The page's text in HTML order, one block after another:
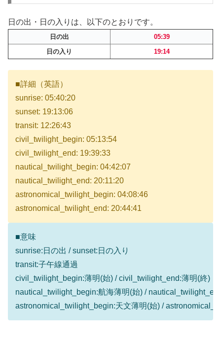
日の出・日の入りは、以下のとおりです。
日の出
05:39
日の入り
19:14
■詳細（英語）
sunrise: 05:40:20
sunset: 19:13:06
transit: 12:26:43
civil_twilight_begin: 05:13:54
civil_twilight_end: 19:39:33
nautical_twilight_begin: 04:42:07
nautical_twilight_end: 20:11:20
astronomical_twilight_begin: 04:08:46
astronomical_twilight_end: 20:44:41
■意味
sunrise:日の出 / sunset:日の入り
transit:子午線通過
civil_twilight_begin:薄明(始) / civil_twilight_end:薄明(終)
nautical_twilight_begin:航海薄明(始) /
astronomical_twilight_begin:天文薄明(始) /